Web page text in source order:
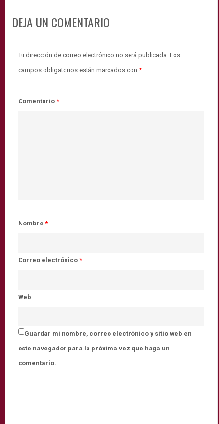
DEJA UN COMENTARIO
Tu dirección de correo electrónico no será publicada. Los
campos obligatorios están marcados con *
Comentario *
Nombre *
Correo electrónico *
Web
Guardar mi nombre, correo electrónico y sitio web en
este navegador para la próxima vez que haga un
comentario.